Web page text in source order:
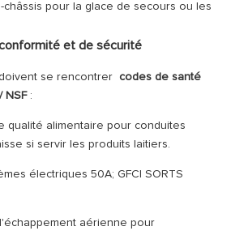
châssis pour la glace de secours ou les
et de sécurité
se rencontrer codes de santé
NSF :
qualité alimentaire pour conduites
si servir les produits laitiers.
électriques 50A; GFCI SORTS
aérienne pour